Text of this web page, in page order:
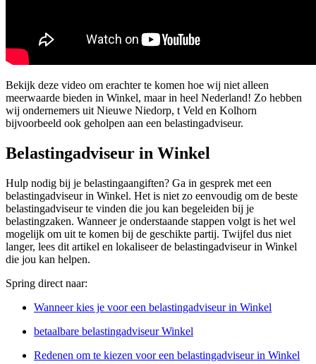
Bekijk deze video om erachter te komen hoe wij niet alleen
meerwaarde bieden in Winkel, maar in heel Nederland! Zo hebben
wij ondernemers uit Nieuwe Niedorp, t Veld en Kolhorn
bijvoorbeeld ook geholpen aan een belastingadviseur.
Belastingadviseur in Winkel
Hulp nodig bij je belastingaangiften? Ga in gesprek met een
belastingadviseur in Winkel. Het is niet zo eenvoudig om de beste
belastingadviseur te vinden die jou kan begeleiden bij je
belastingzaken. Wanneer je onderstaande stappen volgt is het wel
mogelijk om uit te komen bij de geschikte partij. Twijfel dus niet
langer, lees dit artikel en lokaliseer de belastingadviseur in Winkel
die jou kan helpen.
Spring direct naar:
Wanneer kies je voor een belastingadviseur in Winkel
betaalbare belastingadviseur Winkel
Redenen om te kiezen voor een belastingadviseur in Winkel